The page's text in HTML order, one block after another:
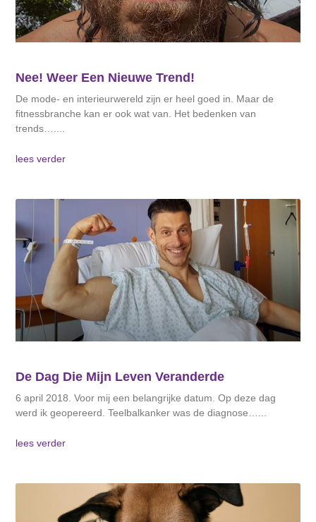
Nee! Weer Een Nieuwe Trend!
De mode- en interieurwereld zijn er heel goed in. Maar de
fitnessbranche kan er ook wat van. Het bedenken van
trends….
lees verder
De Dag Die Mijn Leven Veranderde
6 april 2018. Voor mij een belangrijke datum. Op deze dag
werd ik geopereerd. Teelbalkanker was de diagnose…
lees verder